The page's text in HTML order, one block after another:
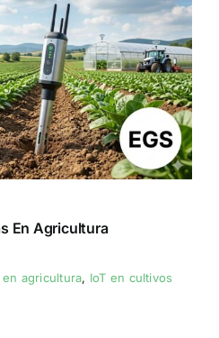
En Agricultura
en agricultura, IoT en cultivos